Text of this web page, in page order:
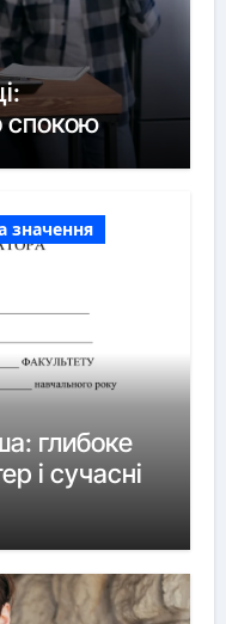
спокою
значення
глибоке
і сучасні